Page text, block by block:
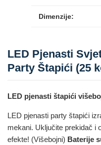
Dimenzije:
LED Pjenasti
Party Štapići (25
LED pjenasti štapići
LED pjenasti party štapići
mekani. Uključite prekidač i
efekte! (Višebojni) Baterije